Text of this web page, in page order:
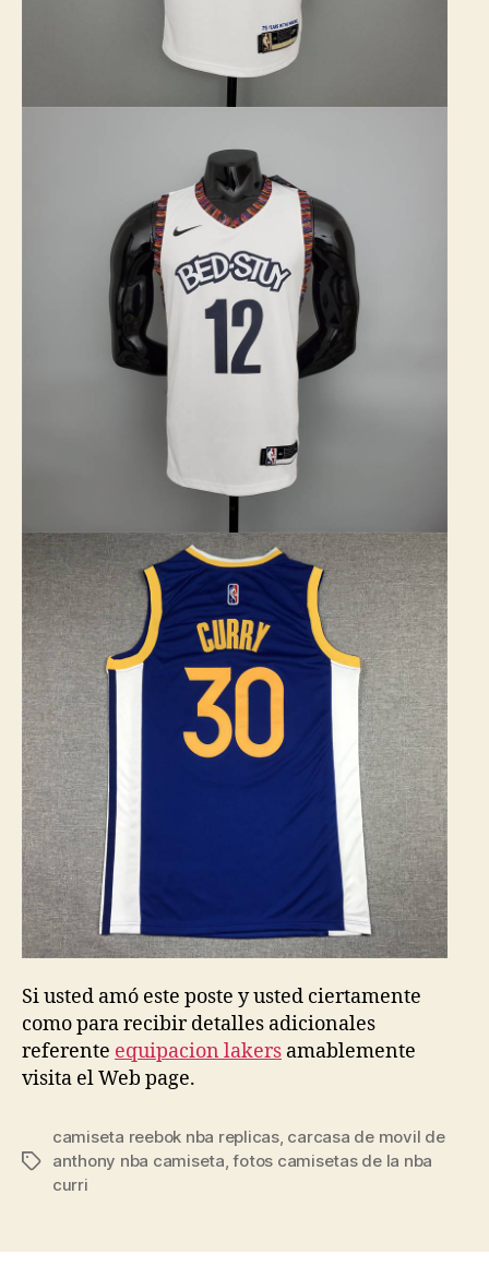
Si usted amó este poste y usted ciertamente
como para recibir detalles adicionales
referente equipacion lakers amablemente
visita el Web page.
Etiquetas
camiseta reebok nba replicas, carcasa de movil de
anthony nba camiseta ,fotos camisetas de la nba
curri